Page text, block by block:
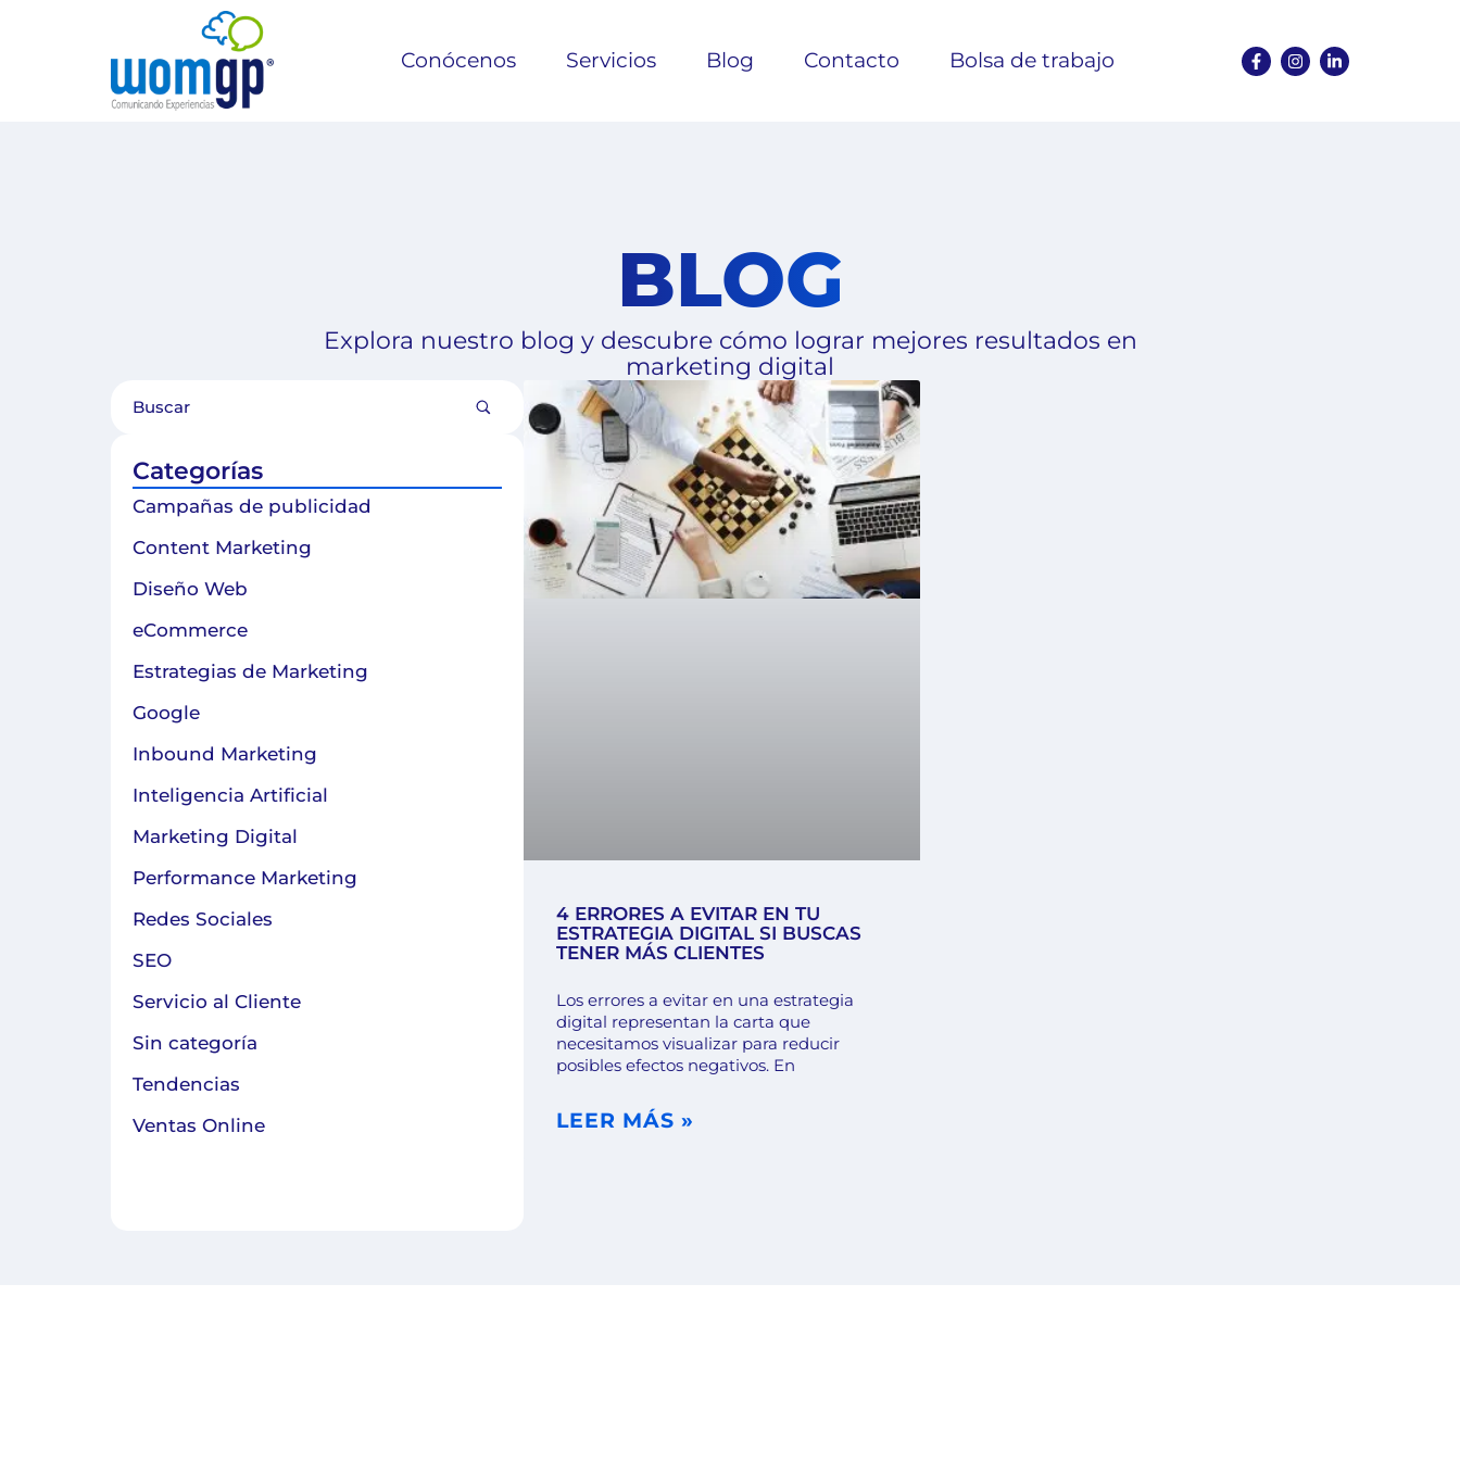
Conócenos Servicios Blog Contacto Bolsa de trabajo
BLOG
Explora nuestro blog y descubre cómo lograr mejores resultados en
marketing digital
Categorías
Campañas de publicidad
Content Marketing
Diseño Web
eCommerce
Estrategias de Marketing
Google
Inbound Marketing
Inteligencia Artificial
Marketing Digital
Performance Marketing
Redes Sociales
SEO
Servicio al Cliente
Sin categoría
Tendencias
Ventas Online
4 ERRORES A EVITAR EN TU
ESTRATEGIA DIGITAL SI BUSCAS
TENER MÁS CLIENTES
Los errores a evitar en una estrategia
digital representan la carta que
necesitamos visualizar para reducir
posibles efectos negativos. En
LEER MÁS »